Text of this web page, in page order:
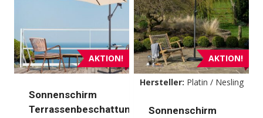
AKTION!
Sonnenschirm
Terrassenbeschattung
AKTION!
Hersteller: Platin / Nesling
Sonnenschirm